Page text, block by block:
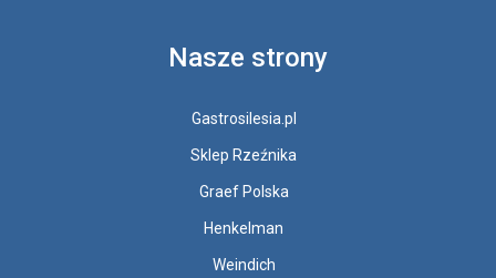
Nasze strony
Gastrosilesia.pl
Sklep Rzeźnika
Graef Polska
Henkelman
Weindich